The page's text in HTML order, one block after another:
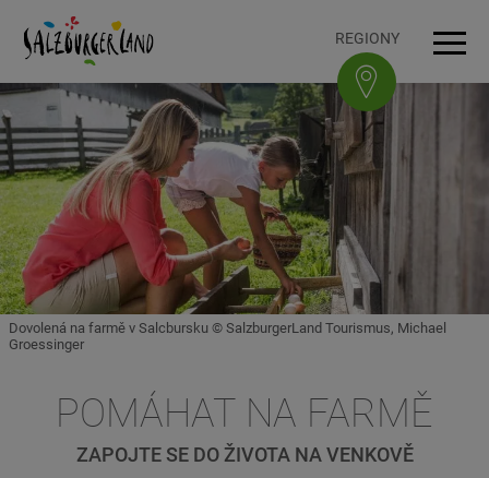
K obsahuAccesskey
[0]
K navigaciAccesskey
[1]
Na začátek stránky
K patičceAccesskey
[3] REGIONY
Dovolená na farmě v Salcbursku © SalzburgerLand Tourismus, Michael
Groessinger
POMÁHAT NA FARMĚ
ZAPOJTE SE DO ŽIVOTA NA VENKOVĚ